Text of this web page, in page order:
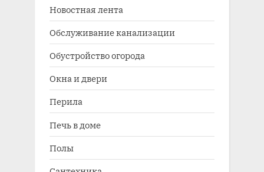
Новостная лента
Обслуживание канализации
Обустройство огорода
Окна и двери
Перила
Печь в доме
Полы